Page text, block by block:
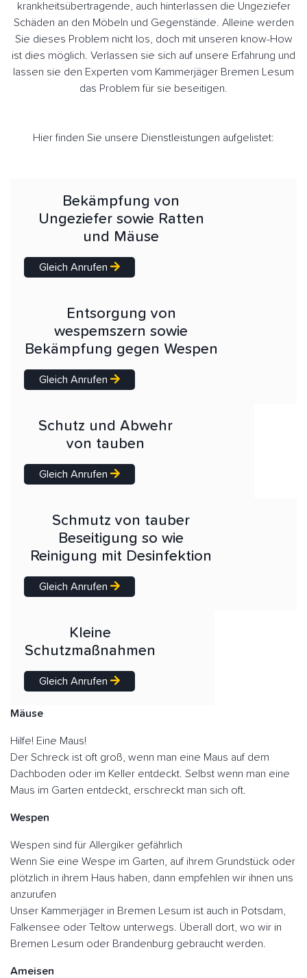
krankheitsübertragende, auch hinterlassen die Ungeziefer
Schäden an den Möbeln und Gegenstände. Alleine werden
Sie dieses Problem nicht los, doch mit unseren know-How
ist dies möglich. Verlassen sie sich auf unsere Erfahrung und
lassen sie den Experten vom Kammerjäger Bremen Lesum
das Problem für sie beseitigen.
Hier finden Sie unsere Dienstleistungen aufgelistet:
Bekämpfung von
Ungeziefer sowie Ratten
und Mäuse
Gleich Anrufen
Entsorgung von
wespemszern sowie
Bekämpfung gegen Wespen
Gleich Anrufen
Schutz und Abwehr
von tauben
Gleich Anrufen
Schmutz von tauber
Beseitigung so wie
Reinigung mit Desinfektion
Gleich Anrufen
Kleine
Schutzmaßnahmen
Gleich Anrufen
Mäuse
Hilfe! Eine Maus!
Der Schreck ist oft groß, wenn man eine Maus auf dem
Dachboden oder im Keller entdeckt. Selbst wenn man eine
Maus im Garten entdeckt, erschreckt man sich oft.
Wespen
Wespen sind für Allergiker gefährlich
Wenn Sie eine Wespe im Garten, auf ihrem Grundstück oder
plötzlich in ihrem Haus haben, dann empfehlen wir ihnen uns
anzurufen
Unser Kammerjäger in Bremen Lesum ist auch in Potsdam,
Falkensee oder Teltow unterwegs. Überall dort, wo wir in
Bremen Lesum oder Brandenburg gebraucht werden.
Ameisen